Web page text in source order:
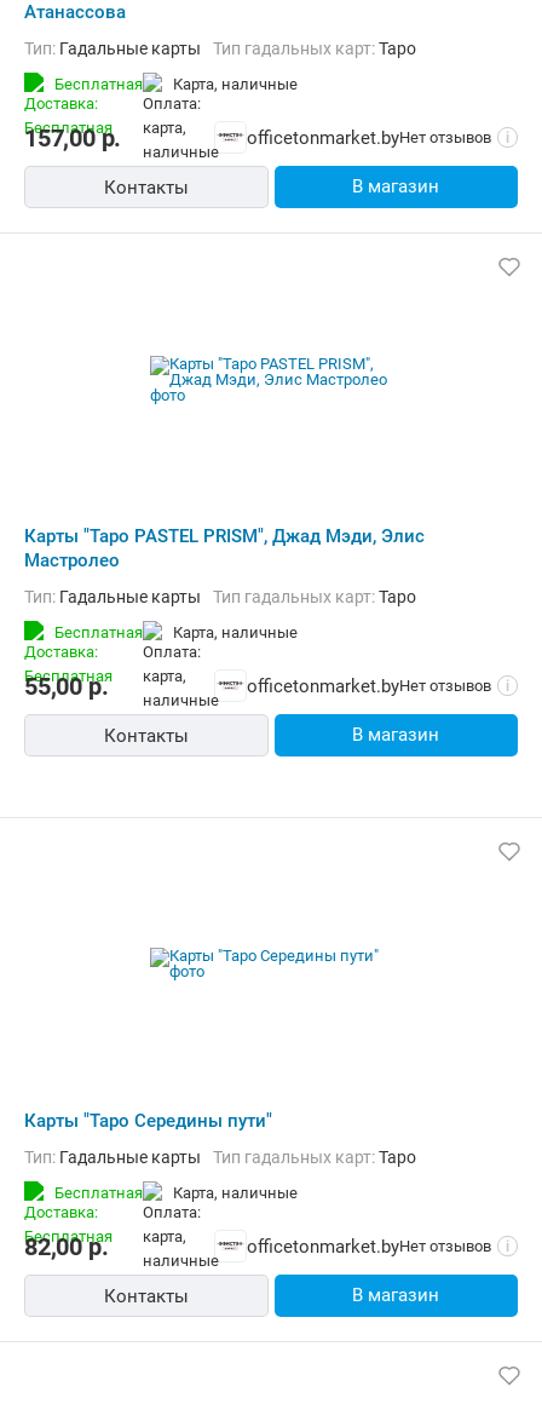
Атанассова
Тип: Гадальные карты Тип гадальных карт:Таро
Бесплатная карта, наличные
157,00р. officetonmarket.byНет отзывов i
Контакты В магазин
Карты "Таро PASTEL PRISM", Джад Мэди, Элис
Мастролео
Тип: Гадальные карты Тип гадальных карт:Таро
Бесплатная карта, наличные
55,00р. officetonmarket.byНет отзывов i
Контакты В магазин
Карты "Таро Середины пути"
Тип: Гадальные карты Тип гадальных карт:Таро
Бесплатная карта, наличные
82,00р. officetonmarket.byНет отзывов i
Контакты В магазин